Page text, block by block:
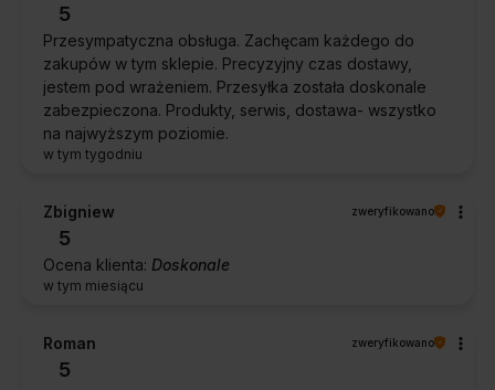
5
Przesympatyczna obsługa. Zachęcam każdego do
zakupów w tym sklepie. Precyzyjny czas dostawy,
jestem pod wrażeniem. Przesyłka została doskonale
zabezpieczona. Produkty, serwis, dostawa- wszystko
na najwyższym poziomie.
w tym tygodniu
Zbigniew zweryfikowano
5
Ocena klienta: Doskonale
w tym miesiącu
Roman zweryfikowano
5